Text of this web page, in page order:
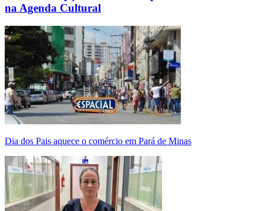
na Agenda Cultural
Dia dos Pais aquece o comércio em Pará de Minas